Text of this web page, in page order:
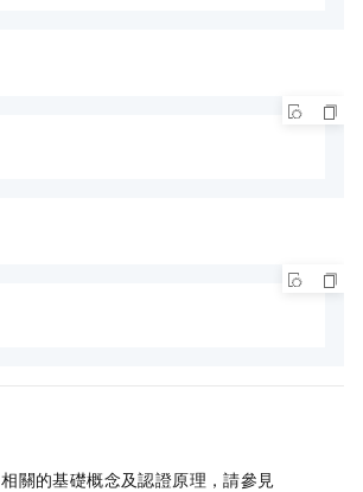
相關的基礎概念及認證原理，請參見